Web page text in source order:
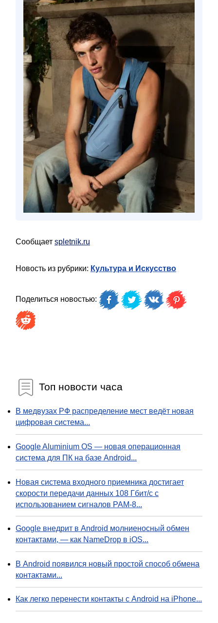
Сообщает spletnik.ru
Новость из рубрики: Культура и Искусство
Поделиться новостью:
Топ новости часа
В медвузах РФ распределение мест ведёт новая
цифровая система...
Google Aluminium OS — новая операционная
система для ПК на базе Android...
Новая система входного приемника достигает
скорости передачи данных 108 Гбит/с с
использованием сигналов PAM-8...
Google внедрит в Android молниеносный обмен
контактами, — как NameDrop в iOS...
В Android появился новый простой способ обмена
контактами...
Как легко перенести контакты с Android на iPhone...